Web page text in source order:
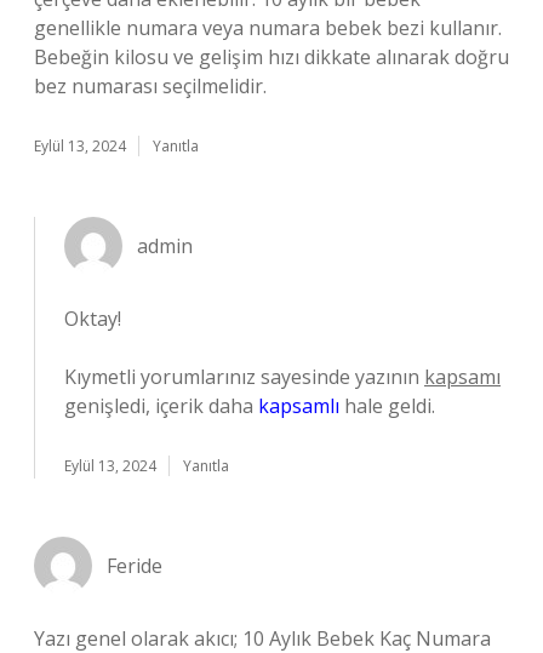
genellikle numara veya numara bebek bezi kullanır.
Bebeğin kilosu ve gelişim hızı dikkate alınarak doğru
bez numarası seçilmelidir.
Eylül 13, 2024 Yanıtla
admin
Oktay!
Kıymetli yorumlarınız sayesinde yazının kapsamı
genişledi, içerik daha kapsamlı hale geldi.
Eylül 13, 2024 Yanıtla
Feride
Yazı genel olarak akıcı; 10 Aylık Bebek Kaç Numara